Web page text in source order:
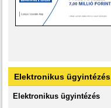
Elektronikus ügyintézés
Elektronikus ügyintézés